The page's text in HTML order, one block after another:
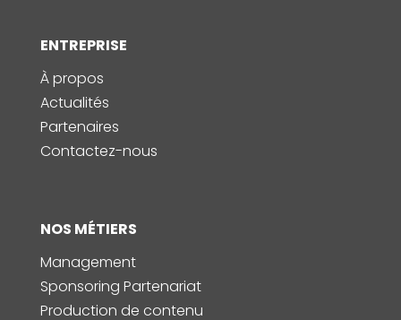
ENTREPRISE
À propos
Actualités
Partenaires
Contactez-nous
NOS MÉTIERS
Management
Sponsoring Partenariat
Production de contenu